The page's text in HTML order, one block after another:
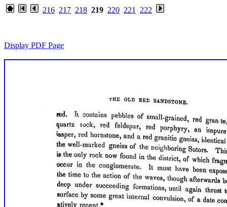
216 217 218 219 220 221 222
Display PDF Page